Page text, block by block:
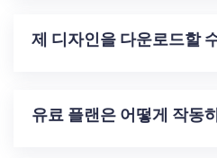
제 디자인을 다운로드할
유료 플랜은 어떻게 작동